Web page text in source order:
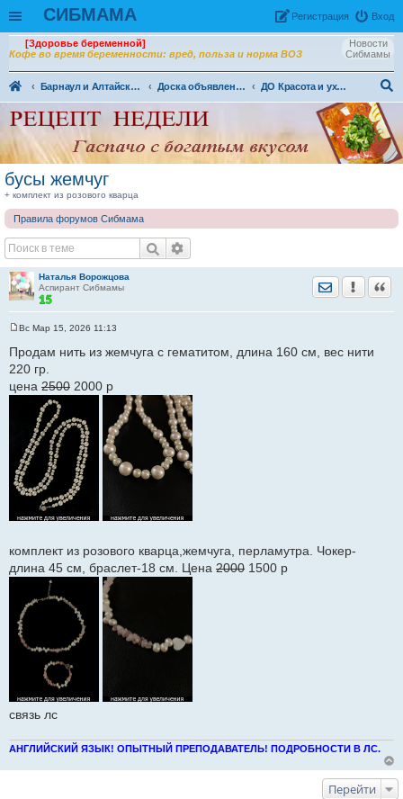
СИБМАМА Вход
Рeгиcтpaция
Новости
Сибмамы
[Здоровье беременной]
Кофе во время беременности: вред, польза и норма ВОЗ
Барнаул и Алтайский край Доска объявлений г. Барнаул
ДО Красота и уход за телом в Барнауле
ск
бусы жемчуг
+ комплект из розового кварца
Правила форумов Сибмама
Наталья Ворожцова
Аспирант Сибмамы
Отправить
о
б
е
Вс Мар 15, 2026 11:13
Продам нить из жемчуга с гематитом, длина 160 см, вес нити
220 гр.
цена 2500 2000 р
комплект из розового кварца,жемчуга, перламутра. Чокер-
длина 45 см, браслет-18 см. Цена 2000 1500 р
связь лс
АНГЛИЙСКИЙ ЯЗЫК! ОПЫТНЫЙ ПРЕПОДАВАТЕЛЬ! ПОДРОБНОСТИ В ЛС.
Перейти